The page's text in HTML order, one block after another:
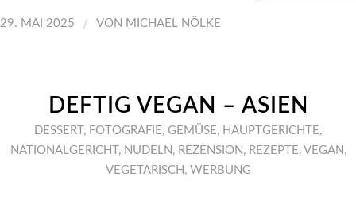
29. MAI 2025 / VON MICHAEL NÖLKE
DEFTIG VEGAN – ASIEN
DESSERT, FOTOGRAFIE, GEMÜSE, HAUPTGERICHTE,
NATIONALGERICHT, NUDELN , REZENSION , REZEPTE, VEGAN ,
VEGETARISCH , WERBUNG